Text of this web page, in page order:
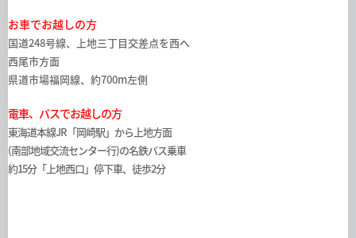
お車でお越しの方
国道248号線、上地三丁目交差点を西へ
西尾市方面
県道市場福岡線、約700m左側
電車、バスでお越しの方
東海道本線JR「岡崎駅」から上地方面
(南部地域交流センター行)の名鉄バス乗車
約15分「上地西口」停下車、徒歩2分